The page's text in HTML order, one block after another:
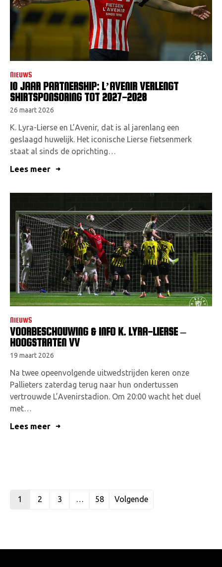
NIEUWS
10 JAAR PARTNERSHIP: L’AVENIR VERLENGT
SHIRTSPONSORING TOT 2027-2028
26 maart 2026
K. Lyra-Lierse en L’Avenir, dat is al jarenlang een
geslaagd huwelijk. Het iconische Lierse fietsenmerk
staat al sinds de oprichting…
Lees meer
NIEUWS
VOORBESCHOUWING & INFO K. LYRA-LIERSE –
HOOGSTRATEN VV
19 maart 2026
Na twee opeenvolgende uitwedstrijden keren onze
Pallieters zaterdag terug naar hun ondertussen
vertrouwde L’Avenirstadion. Om 20:00 wacht het duel
met…
Lees meer
1 2 3 … 58 Volgende